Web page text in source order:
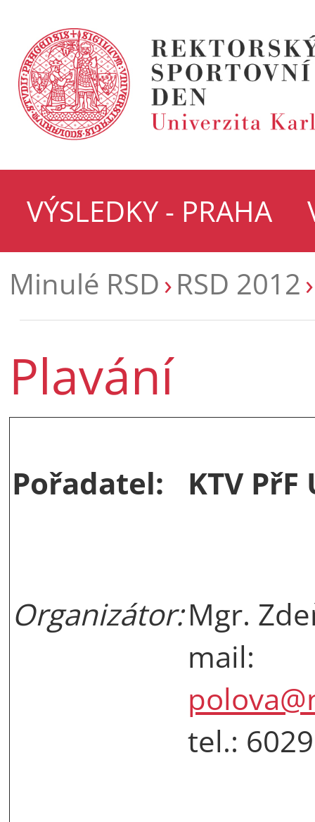
VÝSLEDKY - PRAHA
Minulé RSD RSD 2012
Plavání
Pořadatel: KTV PřF
Organizátor:Mgr.
mail:
tel.: